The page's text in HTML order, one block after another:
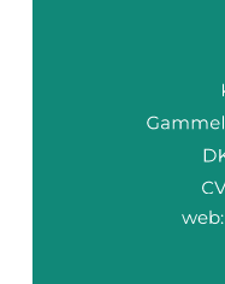
web: